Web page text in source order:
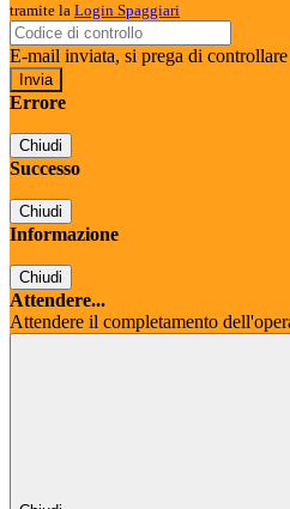
tramite la Login Spaggiari
E-mail inviata, si prega di
Errore
Chiudi
Successo
Chiudi
Informazione
Chiudi
Attendere...
Attendere il completamento